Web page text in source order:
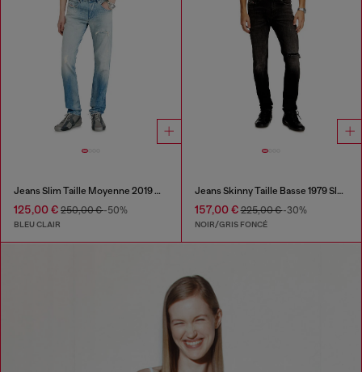
Jeans Slim Taille Moyenne 2019 D-Strukt
125,00 € 250,00 €-50%
BLEU CLAIR
Jeans Skinny Taille Basse 1979 Sleenker
157,00 €225,00 €-30%
NOIR/GRIS FONCÉ